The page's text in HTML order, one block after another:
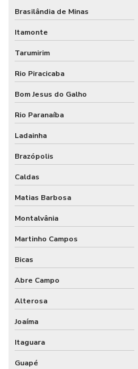
Brasilândia de Minas
Itamonte
Tarumirim
Rio Piracicaba
Bom Jesus do Galho
Rio Paranaíba
Ladainha
Brazópolis
Caldas
Matias Barbosa
Montalvânia
Martinho Campos
Bicas
Abre Campo
Alterosa
Joaíma
Itaguara
Guapé